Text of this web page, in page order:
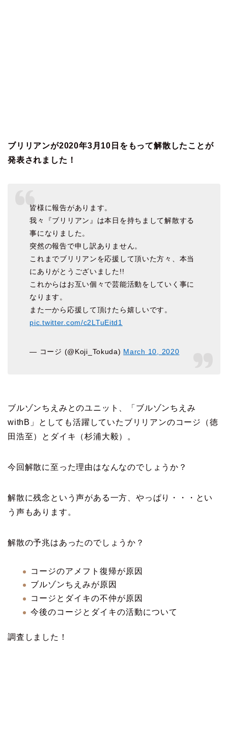
ブリリアンが2020年3月10日をもって解散したことが
発表されました！
皆様に報告があります。
我々『ブリリアン』は本日を持ちまして解散する
事になりました。
突然の報告で申し訳ありません。
これまでブリリアンを応援して頂いた方々、本当
にありがとうございました!!
これからはお互い個々で芸能活動をしていく事に
なります。
また一から応援して頂けたら嬉しいです。
pic.twitter.com/c2LTuEitd1
— コージ (@Koji_Tokuda) March 10, 2020
ブルゾンちえみとのユニット、「ブルゾンちえみ
withB」としても活躍していたブリリアンのコージ（徳
田浩至）とダイキ（杉浦大毅）。
今回解散に至った理由はなんなのでしょうか？
解散に残念という声がある一方、やっぱり・・・とい
う声もあります。
解散の予兆はあったのでしょうか？
コージのアメフト復帰が原因
ブルゾンちえみが原因
コージとダイキの不仲が原因
今後のコージとダイキの活動について
調査しました！